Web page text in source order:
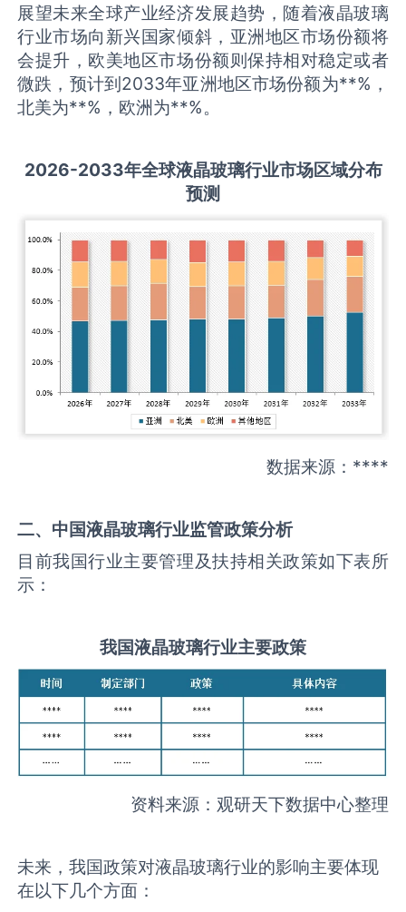
展望未来全球产业经济发展趋势，随着液晶玻璃
行业市场向新兴国家倾斜，亚洲地区市场份额将
会提升，欧美地区市场份额则保持相对稳定或者
微跌，预计到2033年亚洲地区市场份额为**%，
北美为**%，欧洲为**%。
2026-2033年全球液晶玻璃行业市场区域分布
预测
数据来源：****
二、中国液晶玻璃行业监管政策分析
目前我国行业主要管理及扶持相关政策如下表所
示：
我国液晶玻璃行业主要政策
资料来源：观研天下数据中心整理
未来，我国政策对液晶玻璃行业的影响主要体现
在以下几个方面：